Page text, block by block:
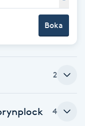
Boka
2
4